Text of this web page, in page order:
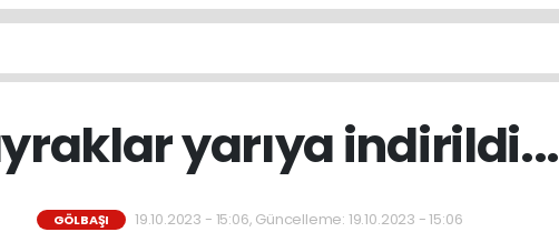
yarıya indirildi...
GÖLBAŞI 19.10.2023 - 15:06, Güncelleme: 19.10.2023 - 15:06